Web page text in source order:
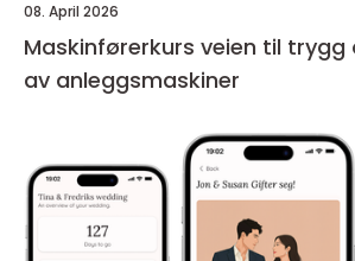
08. April 2026
Maskinførerkurs veien til trygg og lovlig bruk
av anleggsmaskiner